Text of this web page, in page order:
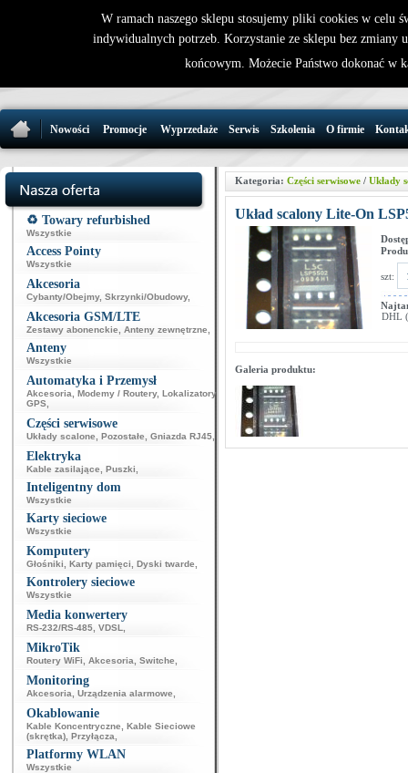
32 721 86
Nowości Promocje Wyprzedaże Serwis Szkolenia O firmie
♻️ Towary refurbished
Wszystkie
Access Pointy
Wszystkie
Akcesoria
Cybanty/Obejmy, Skrzynki/Obudowy,
Akcesoria GSM/LTE
Zestawy abonenckie Anteny zewnętrzne
Anteny
Wszystkie
Automatyka i Przemysł
Akcesoria Modemy / Routery, Lokalizatory
GPS
Części serwisowe
Układy scalone Pozostałe Gniazda RJ45
Elektryka
Kable zasilające Puszki
Inteligentny dom
Wszystkie
Karty sieciowe
Wszystkie
Komputery
Głośniki Karty pamięci Dyski twarde
Kontrolery sieciowe
Wszystkie
Media konwertery
RS-232/RS-485 VDSL
MikroTik
Routery WiFi Akcesoria Switche
Monitoring
Akcesoria Urządzenia alarmowe
Okablowanie
Kable Koncentryczne
Kable Sieciowe
(skrętka) Przyłącza
Platformy WLAN
Wszystkie
Kategoria: Części serwisowe/ Układy
Układ scalony Lite-On
szt:
DHL
Galeria produktu:
W ramach naszego sklepu stosujemy pliki cookies w celu
indywidualnych potrzeb. Korzystanie ze sklepu bez zmiany
końcowym. Możecie Państwo dokonać w